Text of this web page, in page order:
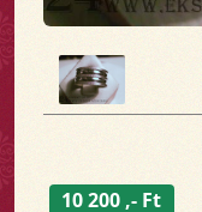
10 200 ,- Ft